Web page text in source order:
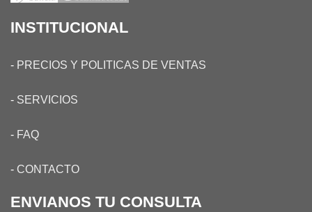
INSTITUCIONAL
- PRECIOS Y POLITICAS DE VENTAS
- SERVICIOS
- FAQ
- CONTACTO
ENVIANOS TU CONSULTA